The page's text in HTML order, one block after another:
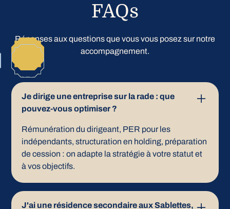
FAQs
Réponses aux questions que vous vous posez sur notre
accompagnement.
Je dirige une entreprise sur la rade : que
pouvez-vous optimiser ?
Rémunération du dirigeant, PER pour les
indépendants, structuration en holding, préparation
de cession : on adapte la stratégie à votre statut et
à vos objectifs.
J'ai une résidence secondaire aux Sablettes,